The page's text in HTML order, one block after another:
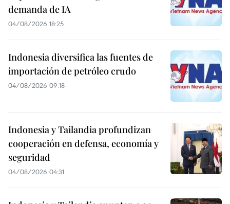
demanda de IA
04/08/2026 18:25
Indonesia diversifica las fuentes de
importación de petróleo crudo
04/08/2026 09:18
Indonesia y Tailandia profundizan
cooperación en defensa, economía y
seguridad
04/08/2026 04:31